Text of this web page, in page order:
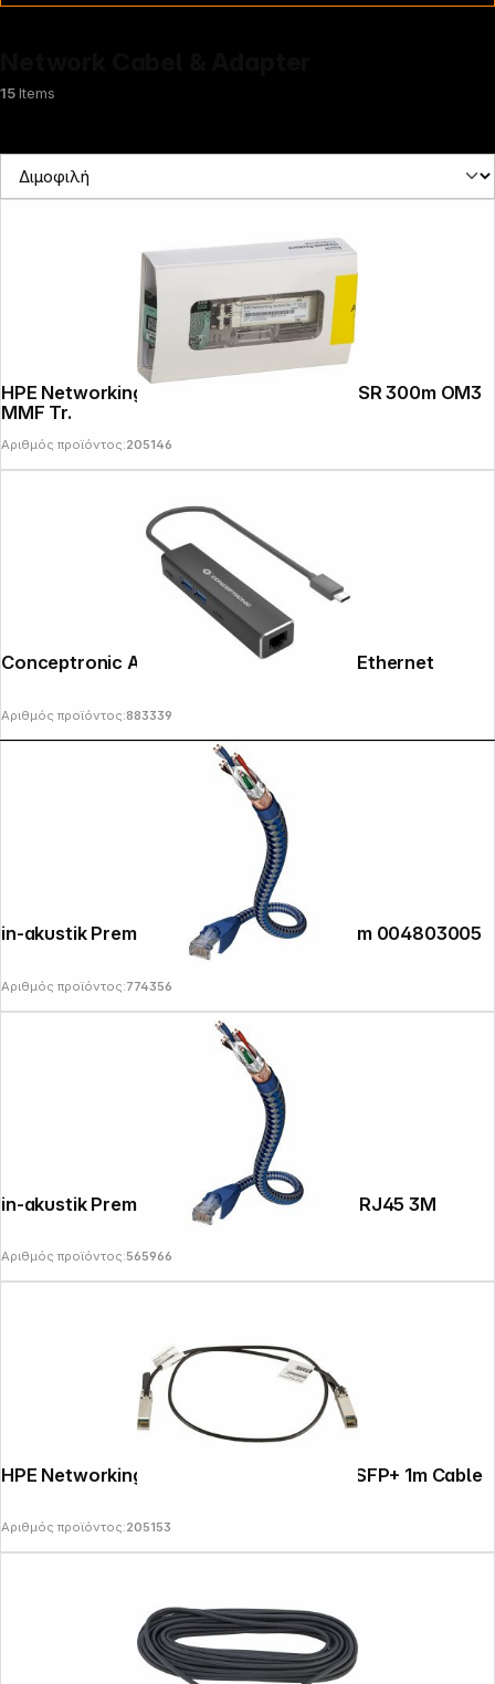
15Items
HPE Networking Instant On 10G SFP+ LC SR 300m OM3
MMF Tr.
Αριθμός προϊόντος:205146
Conceptronic ABBY14B 4-Port Hub with Ethernet
Αριθμός προϊόντος:883339
in-akustik Premium CAT6 Cable RJ45 0,5m 004803005
Αριθμός προϊόντος:774356
in-akustik Premium Network Cable CAT6 RJ45 3M
Αριθμός προϊόντος:565966
HPE Networking Instant On 10G SFP+ to SFP+ 1m Cable
Αριθμός προϊόντος:205153
Ενημέρωση
Follow us on